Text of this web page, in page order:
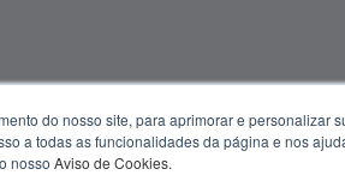
às 18h
do nosso site, para aprimorar e personalizar
a todas as funcionalidades da página e nos
nosso Aviso de Cookies.